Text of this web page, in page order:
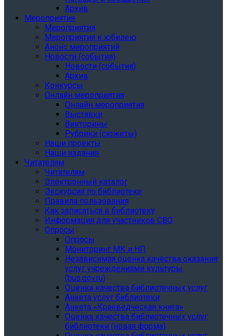
Архив
Мероприятия
Мероприятия
Мероприятия к юбилею
Анонс мероприятий
Новости (события)
Новости (события)
Архив
Конкурсы
Онлайн мероприятия
Онлайн мероприятия
Выставки
Викторины
Рубрики (сюжеты)
Наши проекты
Наши издания
Читателям
Читателям
Электронный каталог
Экскурсия по библиотеке
Правила пользования
Как записаться в библиотеку
Информация для участников СВО
Опросы
Опросы
Мониторинг МК и НП
Независимая оценка качества оказания
услуг учреждениями культуры
(bus.gov.ru)
Оценка качества библиотечных услуг
Анкета услуг библиотеки
Анкета «Краеведческая книга»
Oценка качества библиотечных услуг
библиотеки (новая форма)